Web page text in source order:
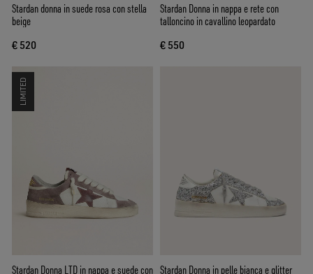
Stardan donna in suede rosa con stella
beige
€ 520
Stardan Donna in nappa e rete con
talloncino in cavallino leopardato
€ 550
LIMITED
Stardan Donna LTD in nappa e suede con Stardan Donna in pelle bianca e glitter